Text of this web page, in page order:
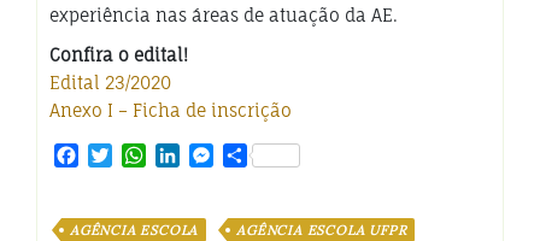
experiência nas áreas de atuação da AE.
Confira o edital!
Edital 23/2020
Anexo I – Ficha de inscrição
Facebook
TwitterWhatsApp
LinkedInMessenger
Share
AGÊNCIA ESCOLA
AGÊNCIA ESCOLA UFPR